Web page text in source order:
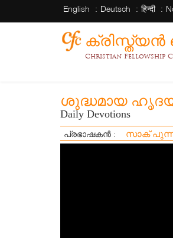
English Deutsch हिन्दी
ക്രിസ്ത്യന്‍
Christian Fellowship
ശുദ്ധമായ
Daily Devotions
പ്രഭാഷകൻ : സാക്